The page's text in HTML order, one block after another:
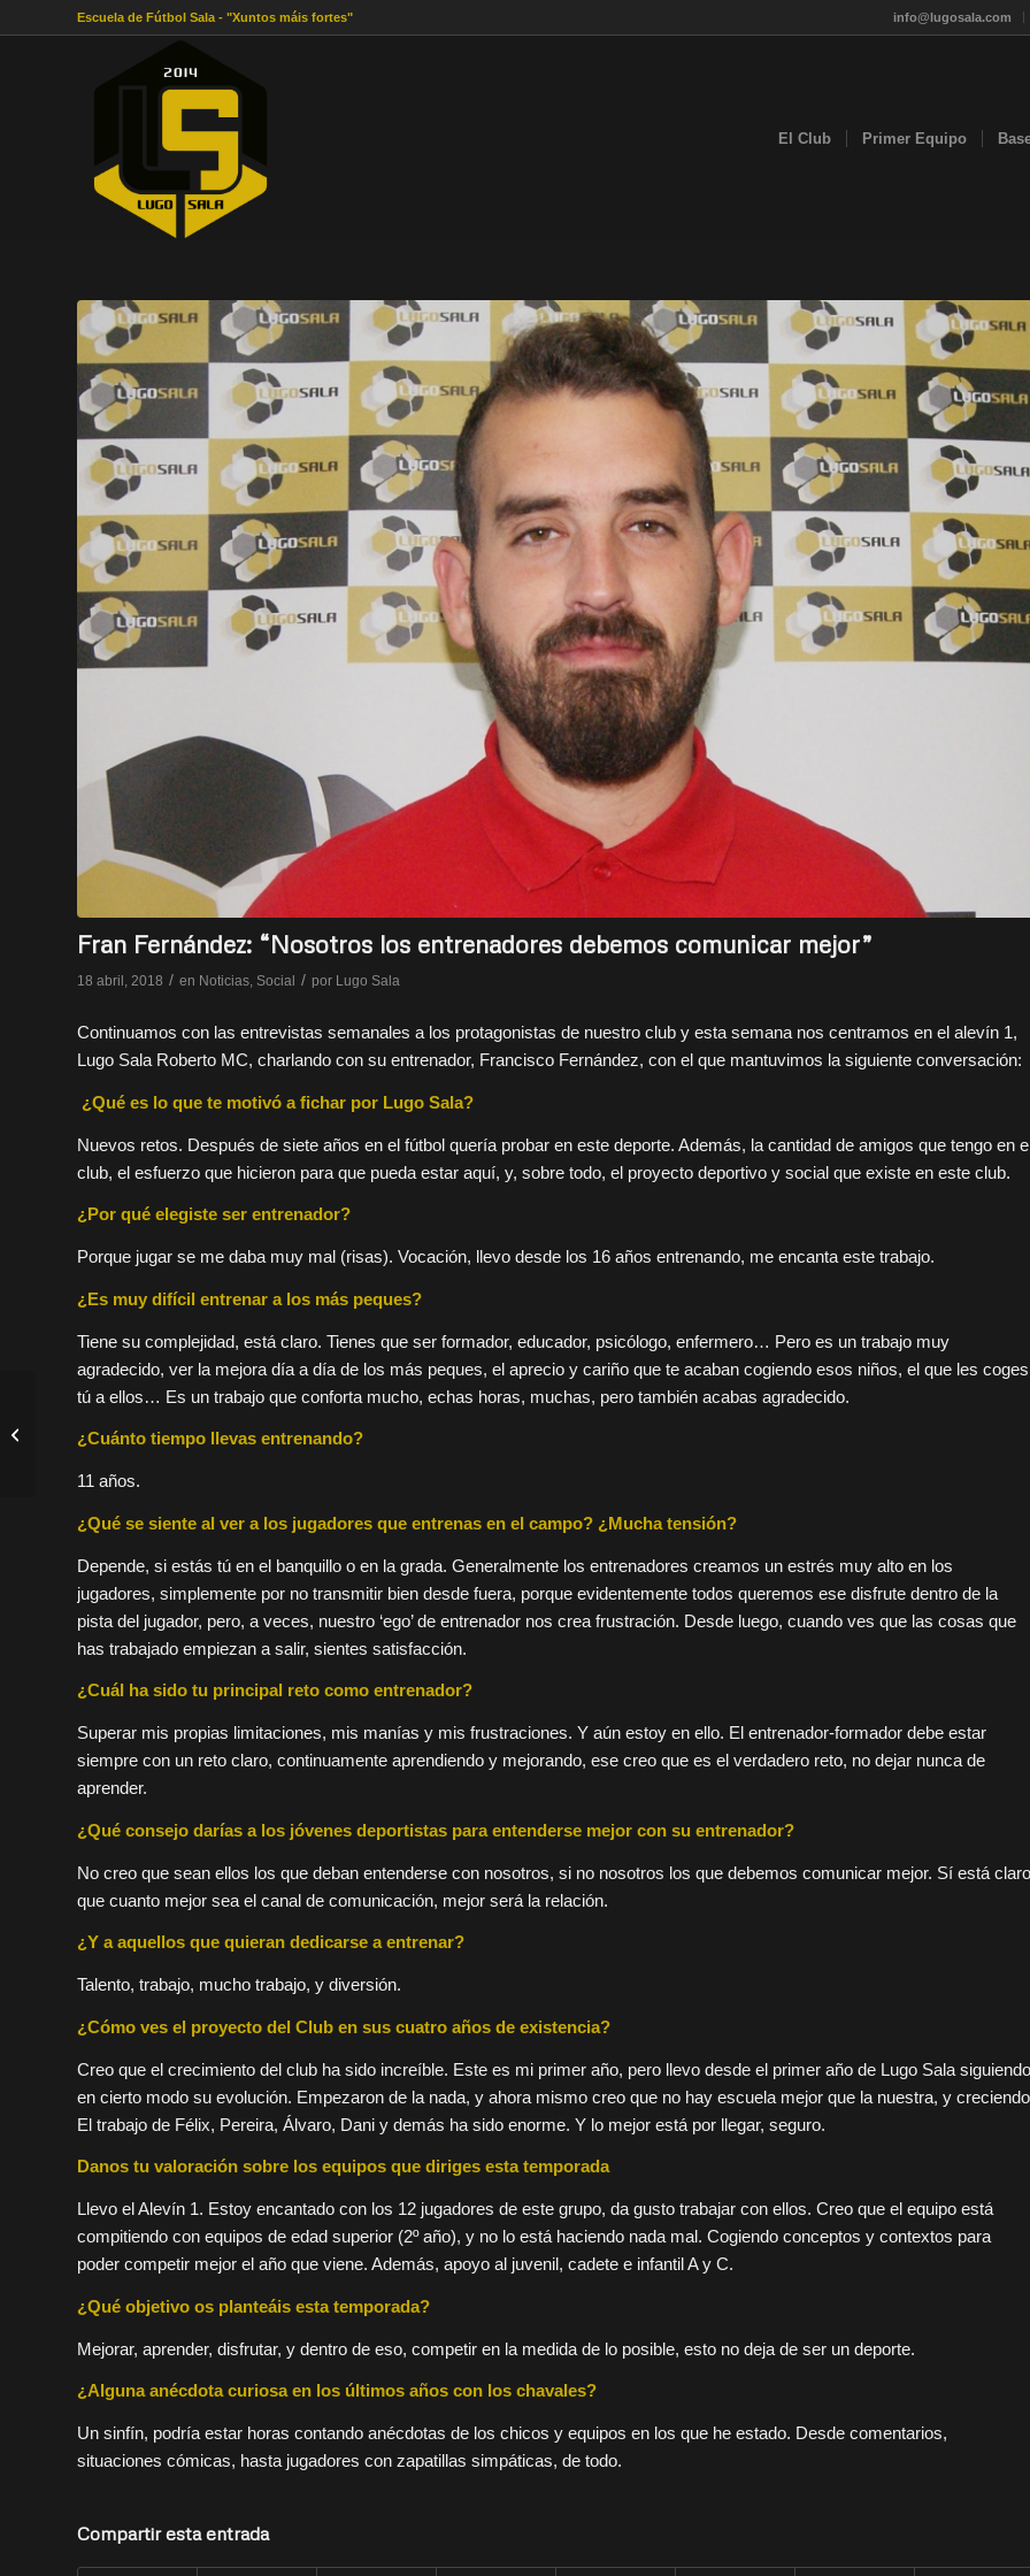
info@lugosala.com
Escuela de Fútbol Sala - "Xuntos máis fortes"
El Club Primer Equipo
Fran Fernández: “Nosotros los entrenadores debemos comunicar mejor”
18 abril, 2018 / en Noticias, Social / por Lugo Sala
Continuamos con las entrevistas semanales a los protagonistas de nuestro club y esta semana nos centramos en el alevín 1,
Lugo Sala Roberto MC, charlando con su entrenador, Francisco Fernández, con el que mantuvimos la siguiente conversación:
¿Qué es lo que te motivó a fichar por Lugo Sala?
Nuevos retos. Después de siete años en el fútbol quería probar en este deporte. Además, la cantidad de amigos que tengo en
club, el esfuerzo que hicieron para que pueda estar aquí, y, sobre todo, el proyecto deportivo y social que existe en este club.
¿Por qué elegiste ser entrenador?
Porque jugar se me daba muy mal (risas). Vocación, llevo desde los 16 años entrenando, me encanta este trabajo.
¿Es muy difícil entrenar a los más peques?
Tiene su complejidad, está claro. Tienes que ser formador, educador, psicólogo, enfermero… Pero es un trabajo muy
agradecido, ver la mejora día a día de los más peques, el aprecio y cariño que te acaban cogiendo esos niños, el que les coges
tú a ellos… Es un trabajo que conforta mucho, echas horas, muchas, pero también acabas agradecido.
¿Cuánto tiempo llevas entrenando?
11 años.
¿Qué se siente al ver a los jugadores que entrenas en el campo? ¿Mucha tensión?
Depende, si estás tú en el banquillo o en la grada. Generalmente los entrenadores creamos un estrés muy alto en los
jugadores, simplemente por no transmitir bien desde fuera, porque evidentemente todos queremos ese disfrute dentro de la
pista del jugador, pero, a veces, nuestro ‘ego’ de entrenador nos crea frustración. Desde luego, cuando ves que las cosas que
has trabajado empiezan a salir, sientes satisfacción.
¿Cuál ha sido tu principal reto como entrenador?
Superar mis propias limitaciones, mis manías y mis frustraciones. Y aún estoy en ello. El entrenador-formador debe estar
siempre con un reto claro, continuamente aprendiendo y mejorando, ese creo que es el verdadero reto, no dejar nunca de
aprender.
¿Qué consejo darías a los jóvenes deportistas para entenderse mejor con su entrenador?
No creo que sean ellos los que deban entenderse con nosotros, si no nosotros los que debemos comunicar mejor. Sí está claro
que cuanto mejor sea el canal de comunicación, mejor será la relación.
¿Y a aquellos que quieran dedicarse a entrenar?
Talento, trabajo, mucho trabajo, y diversión.
¿Cómo ves el proyecto del Club en sus cuatro años de existencia?
Creo que el crecimiento del club ha sido increíble. Este es mi primer año, pero llevo desde el primer año de Lugo Sala siguiendo
en cierto modo su evolución. Empezaron de la nada, y ahora mismo creo que no hay escuela mejor que la nuestra, y
El trabajo de Félix, Pereira, Álvaro, Dani y demás ha sido enorme. Y lo mejor está por llegar, seguro.
Danos tu valoración sobre los equipos que diriges esta temporada
Llevo el Alevín 1. Estoy encantado con los 12 jugadores de este grupo, da gusto trabajar con ellos. Creo que el equipo está
compitiendo con equipos de edad superior (2º año), y no lo está haciendo nada mal. Cogiendo conceptos y contextos para
poder competir mejor el año que viene. Además, apoyo al juvenil, cadete e infantil A y C.
¿Qué objetivo os planteáis esta temporada?
Mejorar, aprender, disfrutar, y dentro de eso, competir en la medida de lo posible, esto no deja de ser un deporte.
¿Alguna anécdota curiosa en los últimos años con los chavales?
Un sinfín, podría estar horas contando anécdotas de los chicos y equipos en los que he estado. Desde comentarios,
situaciones cómicas, hasta jugadores con zapatillas simpáticas, de todo.
Compartir esta entrada
II Clinic en nuestra web